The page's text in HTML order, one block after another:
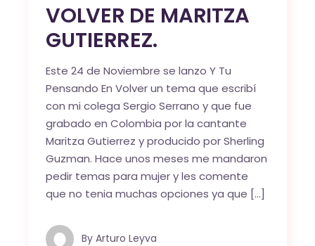
VOLVER DE MARITZA
GUTIERREZ.
Este 24 de Noviembre se lanzo Y Tu
Pensando En Volver un tema que escribí
con mi colega Sergio Serrano y que fue
grabado en Colombia por la cantante
Maritza Gutierrez y producido por Sherling
Guzman. Hace unos meses me mandaron
pedir temas para mujer y les comente
que no tenia muchas opciones ya que […]
By Arturo Leyva